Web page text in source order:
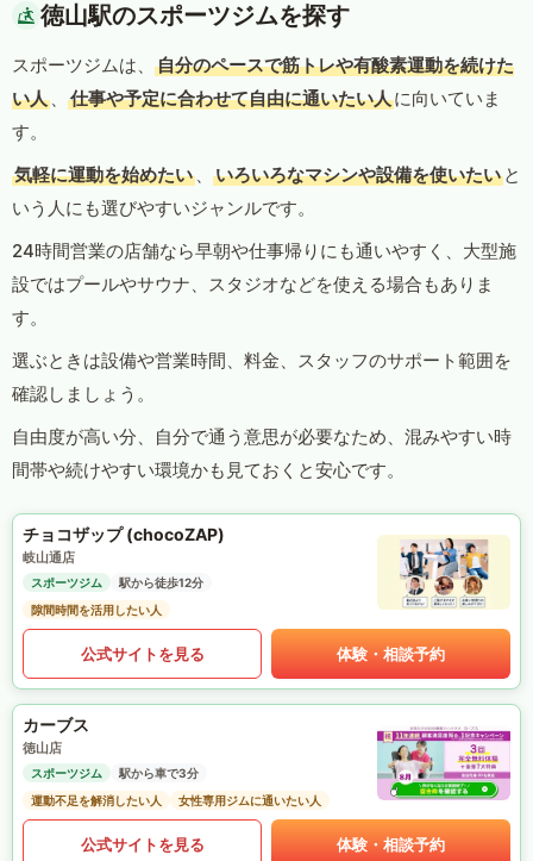
徳山駅のスポーツジムを探す
スポーツジムは、
自分のペースで筋トレや有酸素運動を続けた
い人 、 仕事や予定に合わせて自由に通いたい人に向いていま
す。
気軽に運動を始めたい 、 いろいろなマシンや設備を使いたい と
いう人にも選びやすいジャンルです。
24時間営業の店舗なら早朝や仕事帰りにも通いやすく、大型施
設ではプールやサウナ、スタジオなどを使える場合もありま
す。
選ぶときは設備や営業時間、料金、スタッフのサポート範囲を
確認しましょう。
自由度が高い分、自分で通う意思が必要なため、混みやすい時
間帯や続けやすい環境かも見ておくと安心です。
チョコザップ (chocoZAP)
岐山通店
スポーツジム
駅から徒歩12分
隙間時間を活用したい人
公式サイトを見る 体験・相談予約
カーブス
徳山店
スポーツジム
駅から車で3分
運動不足を解消したい人
女性専用ジムに通いたい人
公式サイトを見る 体験・相談予約